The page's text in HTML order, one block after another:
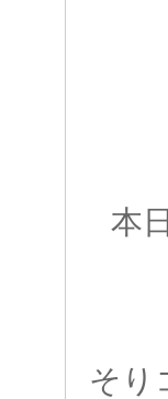
本
そり